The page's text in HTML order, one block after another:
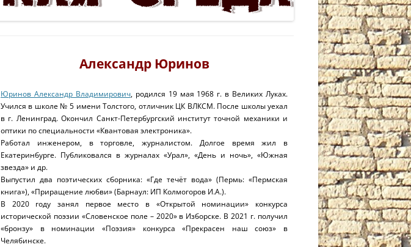
Александр Юринов
Юринов Александр Владимирович, родился 19 мая 1968 г. в Великих Луках.
Учился в школе № 5 имени Толстого, отличник ЦК ВЛКСМ. После школы уехал
в г. Ленинград. Окончил Санкт-Петербургский институт точной механики и
оптики по специальности «Квантовая электроника».
Работал инженером, в торговле, журналистом. Долгое время жил в
Екатеринбурге. Публиковался в журналах «Урал», «День и ночь», «Южная
звезда» и др.
Выпустил два поэтических сборника: «Где течёт вода» (Пермь: «Пермская
книга»), «Приращение любви» (Барнаул: ИП Колмогоров И.А.).
В 2020 году занял первое место в «Открытой номинации» конкурса
исторической поэзии «Словенское поле – 2020» в Изборске. В 2021 г. получил
«бронзу» в номинации «Поэзия» конкурса «Прекрасен наш союз» в
Челябинске.